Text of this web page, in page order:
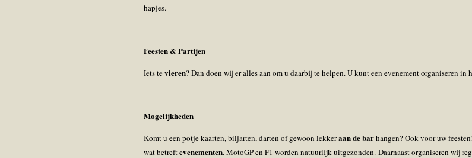
hapjes.
Feesten & Partijen
Iets tevieren? Dan doen wij er alles aan om u daarbij te helpen. U kunt een evenement organiseren
Mogelijkheden
Komt u een potje kaarten, biljarten, darten of gewoon lekkeraan de barhangen? Ook voor uw
wat betreftevenementen. MotoGP en F1 worden natuurlijk uitgezonden. Daarnaast organiseren wij